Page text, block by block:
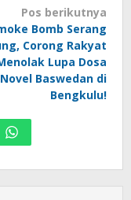
Pos berikutnya
Bomb Serang
Corong Rakyat
Lupa Dosa
Novel Baswedan di
Bengkulu!